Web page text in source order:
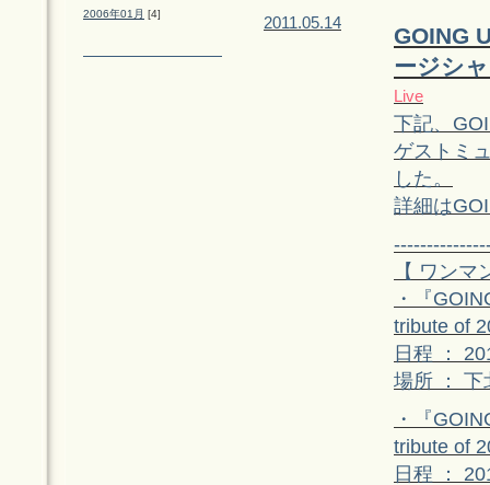
2006年01月 [4] 2011.05.14
GOING
ージシ
Live
下記、
ゲストミ
した。
詳細は
【 ワンマ
・『
tribute of
日程 ：
場所 ： 下
・『
tribute of
日程 ：